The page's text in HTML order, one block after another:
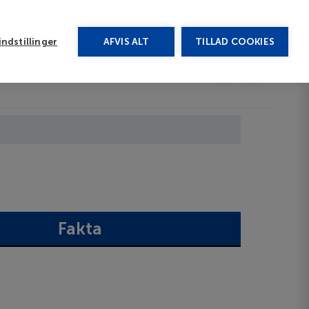
AFVIS ALT TILLAD COOKIES
Fakta